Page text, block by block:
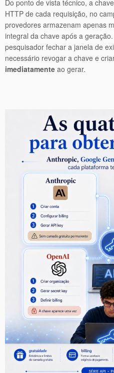
Do ponto de vista técnico, a
HTTP de cada requisição, no
provedores armazenam apenas
integral da chave após a
pesquisador fechar a janela de
necessário revogar a chave e
imediatamente ao gerar.